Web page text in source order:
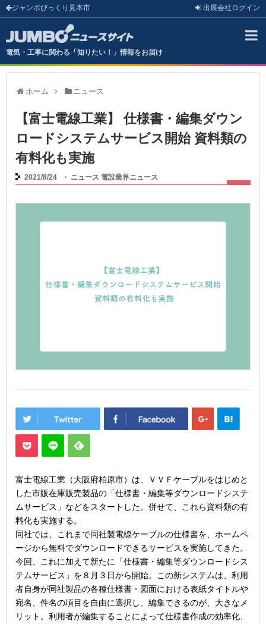
ジャンボびっくり見本市 出展会社 ログイン
電気・工事に関わる「知りたい！」情報をお届け
ホーム ニュース
【富士電線工業】 仕様書・編集ダウン
ロードシステムサービス開始 資料類の
有料化も実施
2021/8/24 ・ ニュース 電設業界ニュース
富士電線工業（大阪府柏原市）は、ＶＶＦケーブルをはじめと
した市販在庫販売製品の「仕様書・編集等ダウンロードシステ
ムサービス」などをスタートした。併せて、これら資料類の有
料化も実施する。
同社では、これまで同社製電線ケーブルの仕様書を、ホームペ
ージから無料でダウンロードできるサービスを実施してきた。
今回、これに加えて新たに「仕様書・編集等ダウンロードシス
テムサービス」を８月３日から開始。この新システムは、利用
者自身が同社製品の各種仕様書・図面における表紙タイトルや
宛名、件名の項目を自由に選択し、編集できるのが、大きなメ
リット。利用者が編集することによって仕様書作成の効率化、